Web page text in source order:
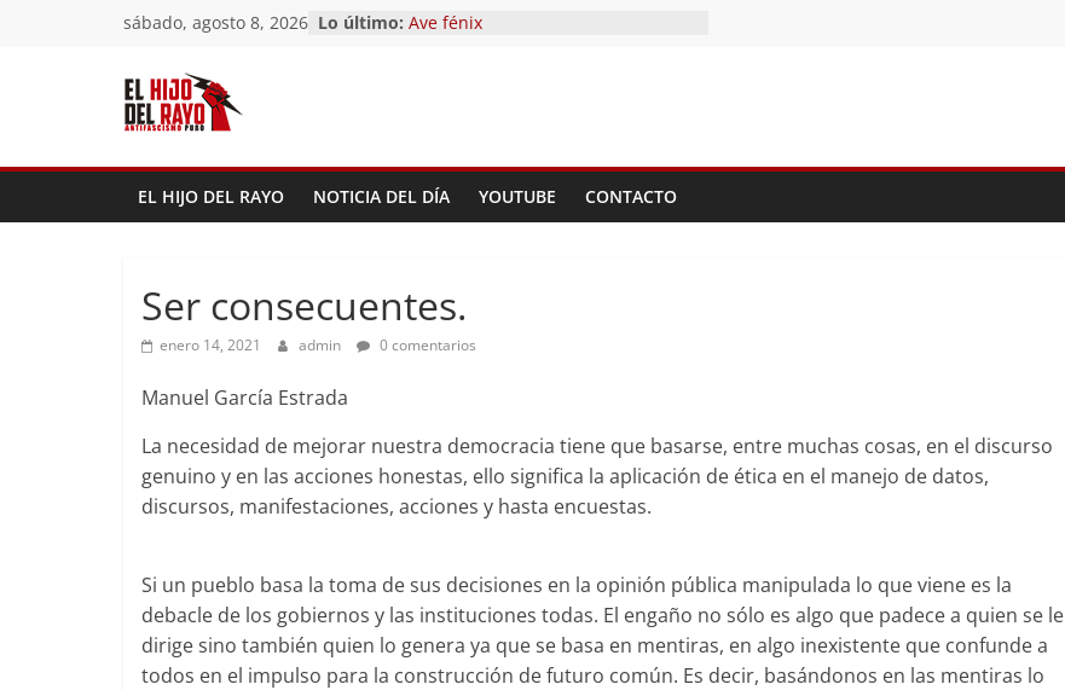
sábado, agosto 8, 2026 Lo último: Ave fénix
EL HIJO DEL RAYO NOTICIA DEL DÍA YOUTUBE CONTACTO
Ser consecuentes.
enero 14, 2021 admin 0 comentarios
Manuel García Estrada
La necesidad de mejorar nuestra democracia tiene que basarse, entre muchas cosas, en el discurso
genuino y en las acciones honestas, ello significa la aplicación de ética en el manejo de datos,
discursos, manifestaciones, acciones y hasta encuestas.
Si un pueblo basa la toma de sus decisiones en la opinión pública manipulada lo que viene es la
debacle de los gobiernos y las instituciones todas. El engaño no sólo es algo que padece a quien se le
dirige sino también quien lo genera ya que se basa en mentiras, en algo inexistente que confunde a
todos en el impulso para la construcción de futuro común. Es decir, basándonos en las mentiras lo